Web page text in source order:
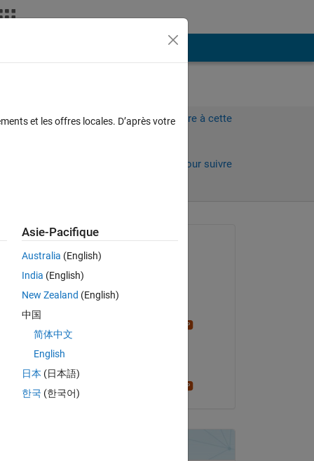
Connectez-vous pour répondre à cette
Connectez-vous pour suivre
Konvictus177
le 18 Sep 2023
le 18 Sep 2023
Acceptée :
et les offres locales. D’après votre
Asie-Pacifique
Australia (English)
India (English)
New Zealand (English)
中国
简体中文
English
日本 (日本語)
한국 (한국어)